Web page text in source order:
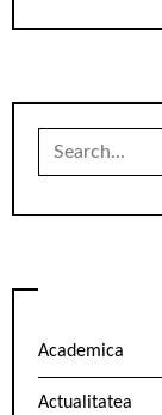
Search
Academica
Actualitatea